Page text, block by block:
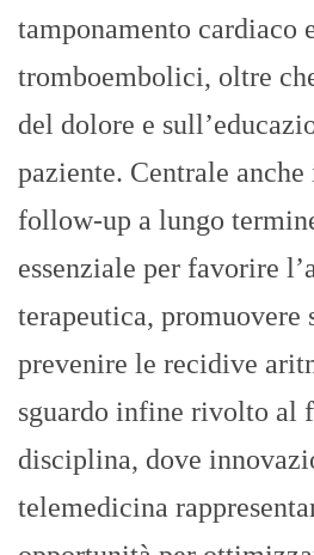
tamponamento cardiaco
tromboembolici, oltre
del dolore e
paziente. Centrale
follow-up a lungo
essenziale per favorire
terapeutica,
prevenire le recidive
sguardo infine rivolto al
disciplina, dove
telemedicina